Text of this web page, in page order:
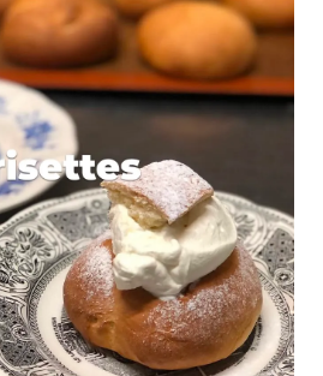
mon e-mail et mon site dans le
prochain commentaire.
Et bim !